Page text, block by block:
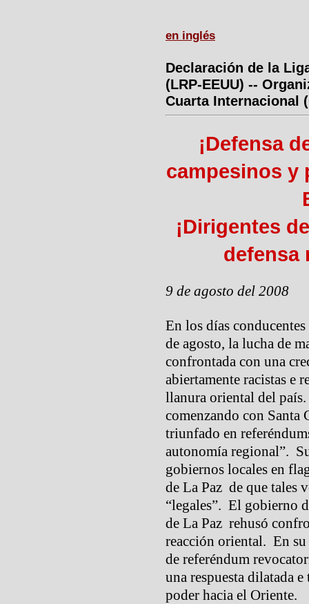
en inglés
Declaración de la
(LRP-EEUU) --
Cuarta Internacional
¡Defensa
campesinos y
¡Dirigentes
defensa
9 de agosto del 2008
En los días
de agosto, la lucha de
confrontada con una
abiertamente racistas e
llanura oriental del
comenzando con Santa
triunfado en
autonomía regional”.
gobiernos locales en
de La Paz de que tales
“legales”. El gobierno
de La Paz rehusó
reacción oriental. En
de referéndum
una respuesta dilatada
poder hacia el Oriente.